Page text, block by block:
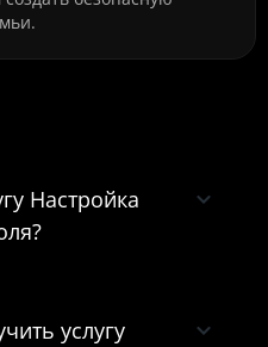
Настройка
услугу